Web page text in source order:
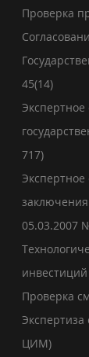
Проверка
45(14)
717)
05.03.2007
инвестиций
Проверка
ЦИМ)